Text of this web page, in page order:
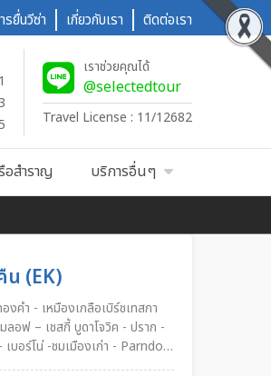
รยื่นวีซ่า เกี่ยวกับเรา ติดต่อเรา
เราช่วยคุณได้
@selectedtour
Travel License : 11/12682
อสำราญ บริการอื่นๆ
น (EK)
ลอฟ – เชสกี้ บูดาโจวิค - ปราก -
เบอร์โน่ -ชมเมืองเก่า - Parndorf